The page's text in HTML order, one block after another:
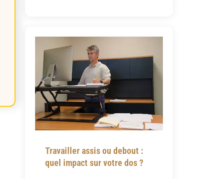
Travailler assis ou debout :
quel impact sur votre dos ?